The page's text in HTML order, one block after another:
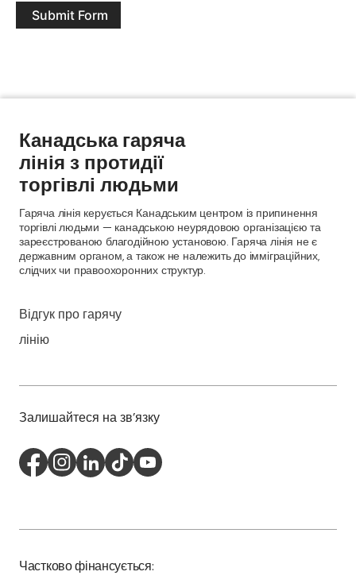
Submit Form
Канадська гаряча
лінія з протидії
торгівлі людьми
Відгук про гарячу
лінію
Гаряча лінія керується Канадським центром із припинення
торгівлі людьми — канадською неурядовою організацією та
зареєстрованою благодійною установою. Гаряча лінія не є
державним органом, а також не належить до імміграційних,
слідчих чи правоохоронних структур.
Залишайтеся на зв'язку
Частково фінансується: